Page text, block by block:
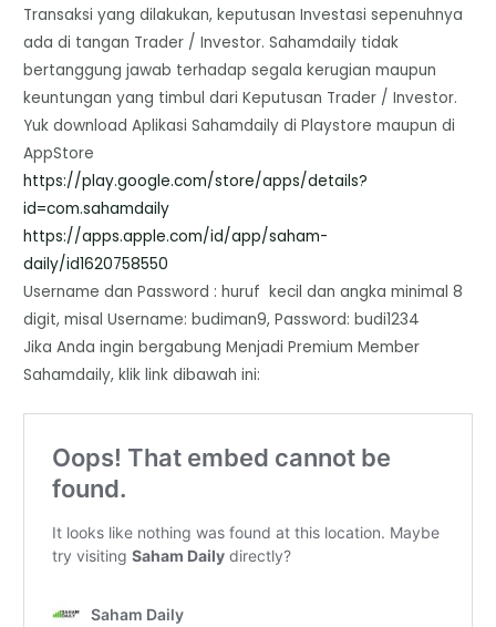
Transaksi yang dilakukan, keputusan Investasi sepenuhnya
ada di tangan Trader / Investor. Sahamdaily tidak
bertanggung jawab terhadap segala kerugian maupun
keuntungan yang timbul dari Keputusan Trader / Investor.
Yuk download Aplikasi Sahamdaily di Playstore maupun di
AppStore
https://play.google.com/store/apps/details?
id=com.sahamdaily
https://apps.apple.com/id/app/saham-
daily/id1620758550
Username dan Password : huruf kecil dan angka minimal 8
digit, misal Username: budiman9, Password: budi1234
Jika Anda ingin bergabung Menjadi Premium Member
Sahamdaily, klik link dibawah ini: